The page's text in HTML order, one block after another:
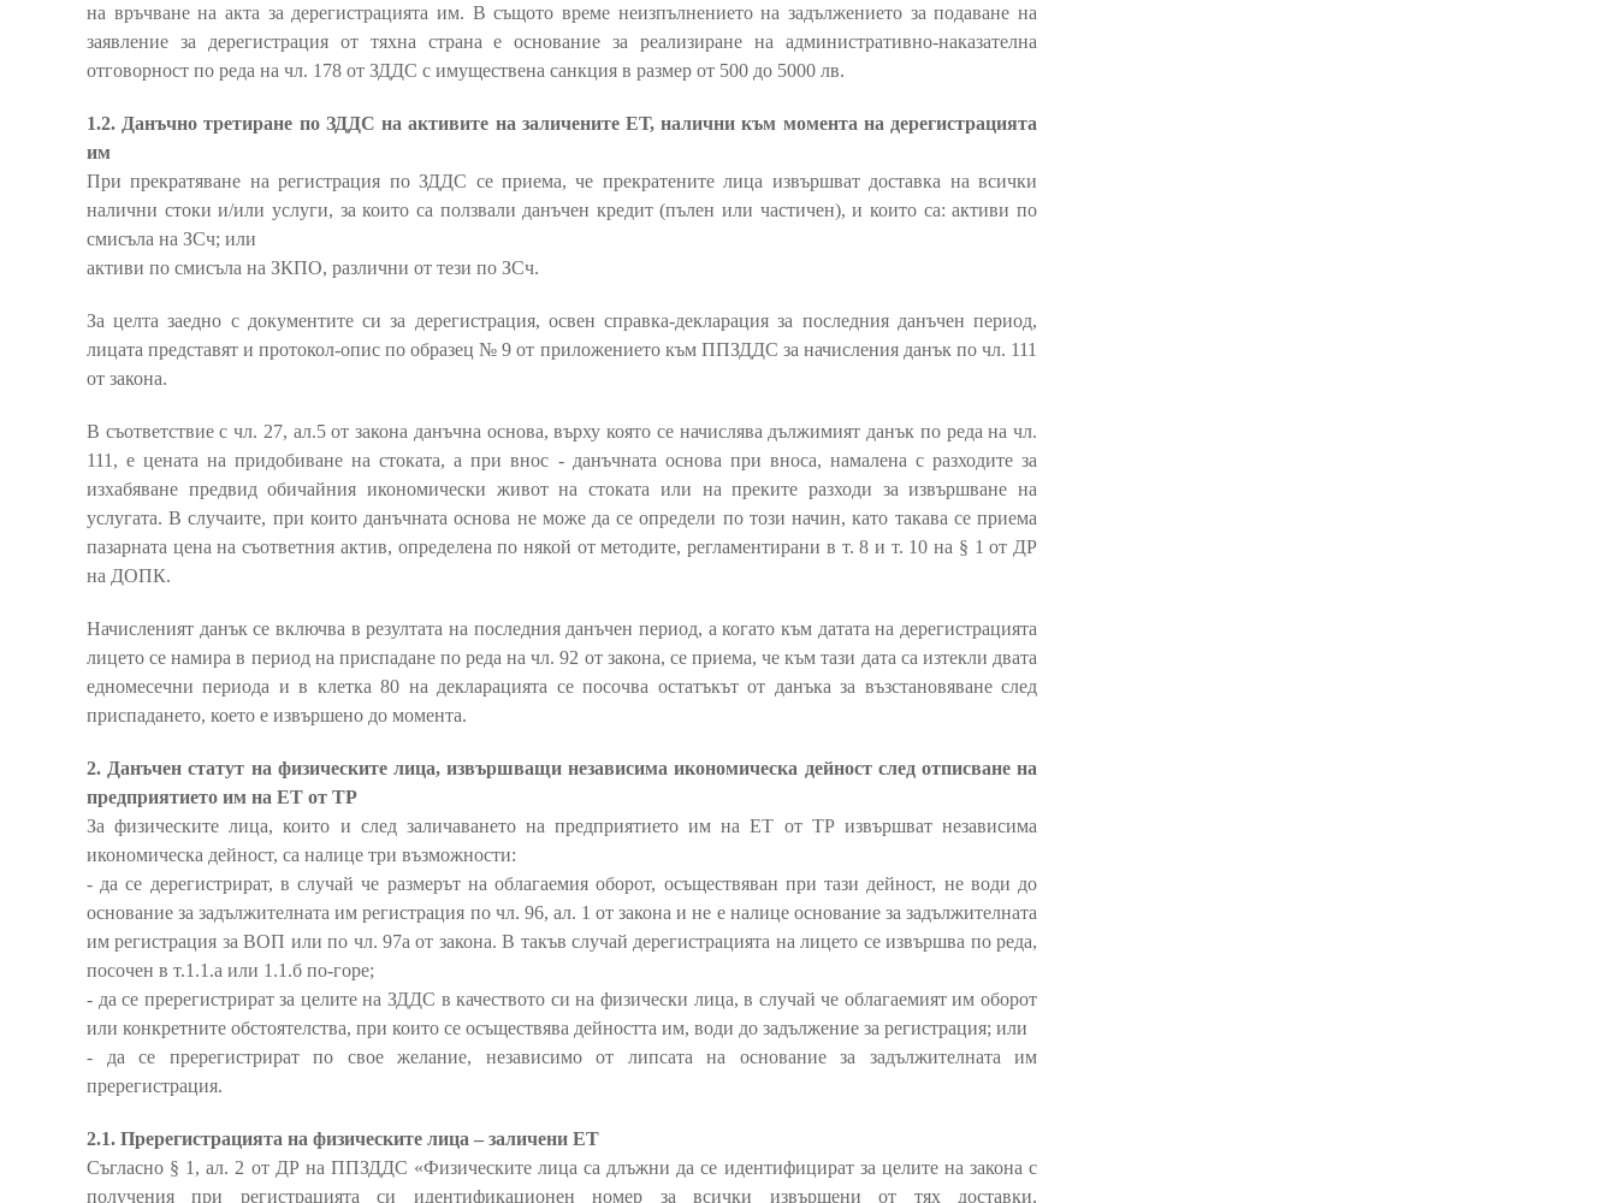
на връчване на акта за дерегистрацията им. В същото време неизпълнението на задължението за подаване на
заявление за дерегистрация от тяхна страна е основание за реализиране на административно-наказателна
отговорност по реда на чл. 178 от ЗДДС с имуществена санкция в размер от 500 до 5000 лв.
1.2. Данъчно третиране по ЗДДС на активите на заличените ЕТ, налични към момента на дерегистрацията
им
При прекратяване на регистрация по ЗДДС се приема, че прекратените лица извършват доставка на всички
налични стоки и/или услуги, за които са ползвали данъчен кредит (пълен или частичен), и които са: активи по
смисъла на ЗСч; или
активи по смисъла на ЗКПО, различни от тези по ЗСч.
За целта заедно с документите си за дерегистрация, освен справка-декларация за последния данъчен период,
лицата представят и протокол-опис по образец № 9 от приложението към ППЗДДС за начисления данък по чл. 111
от закона.
В съответствие с чл. 27, ал.5 от закона данъчна основа, върху която се начислява дължимият данък по реда на чл.
111, е цената на придобиване на стоката, а при внос - данъчната основа при вноса, намалена с разходите за
изхабяване предвид обичайния икономически живот на стоката или на преките разходи за извършване на
услугата. В случаите, при които данъчната основа не може да се определи по този начин, като такава се приема
пазарната цена на съответния актив, определена по някой от методите, регламентирани в т. 8 и т. 10 на § 1 от ДР
на ДОПК.
Начисленият данък се включва в резултата на последния данъчен период, а когато към датата на дерегистрацията
лицето се намира в период на приспадане по реда на чл. 92 от закона, се приема, че към тази дата са изтекли двата
едномесечни периода и в клетка 80 на декларацията се посочва остатъкът от данъка за възстановяване след
приспадането, което е извършено до момента.
2. Данъчен статут на физическите лица, извършващи независима икономическа дейност след отписване на
предприятието им на ЕТ от ТР
За физическите лица, които и след заличаването на предприятието им на ЕТ от ТР извършват независима
икономическа дейност, са налице три възможности:
- да се дерегистрират, в случай че размерът на облагаемия оборот, осъществяван при тази дейност, не води до
основание за задължителната им регистрация по чл. 96, ал. 1 от закона и не е налице основание за задължителната
им регистрация за ВОП или по чл. 97а от закона. В такъв случай дерегистрацията на лицето се извършва по реда,
посочен в т.1.1.а или 1.1.б по-горе;
- да се пререгистрират за целите на ЗДДС в качеството си на физически лица, в случай че облагаемият им оборот
или конкретните обстоятелства, при които се осъществява дейността им, води до задължение за регистрация; или
- да се пререгистрират по свое желание, независимо от липсата на основание за задължителната им
пререгистрация.
2.1. Пререгистрацията на физическите лица – заличени ЕТ
Съгласно § 1, ал. 2 от ДР на ППЗДДС «Физическите лица са длъжни да се идентифицират за целите на закона с
получения при регистрацията си идентификационен номер за всички извършени от тях доставки,